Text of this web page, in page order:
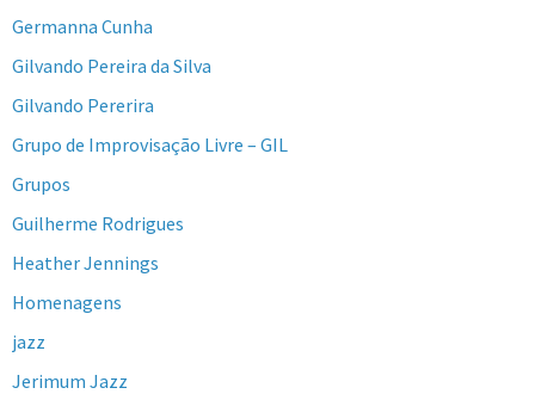
Germanna Cunha
Gilvando Pereira da Silva
Gilvando Pererira
Grupo de Improvisação Livre – GIL
Grupos
Guilherme Rodrigues
Heather Jennings
Homenagens
jazz
Jerimum Jazz